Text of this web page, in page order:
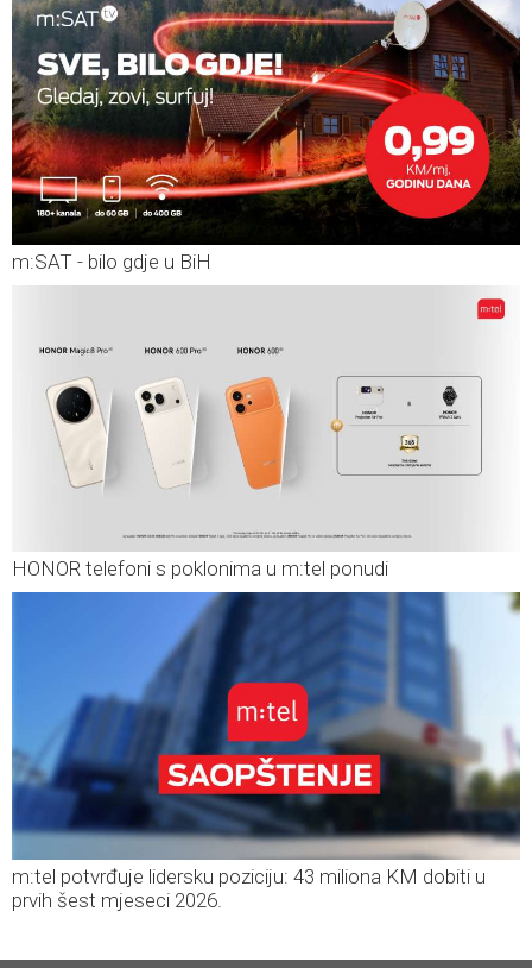
m:SAT - bilo gdje u BiH
HONOR telefoni s poklonima u m:tel ponudi
m:tel potvrđuje lidersku poziciju: 43 miliona KM dobiti u
prvih šest mjeseci 2026.